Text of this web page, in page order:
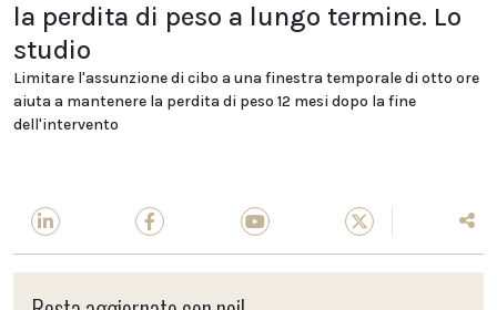
la perdita di peso a lungo termine. Lo
studio
Limitare l'assunzione di cibo a una finestra temporale di otto ore
aiuta a mantenere la perdita di peso 12 mesi dopo la fine
dell'intervento